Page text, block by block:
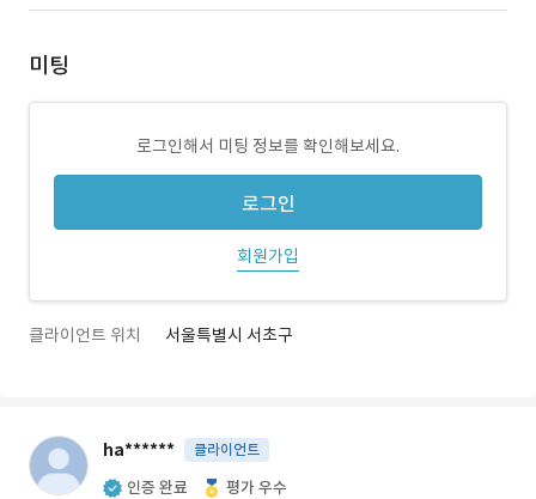
미팅
로그인해서 미팅 정보를 확인해보세요.
로그인
회원가입
클라이언트 위치 서울특별시 서초구
ha****** 클라이언트
인증 완료 평가 우수